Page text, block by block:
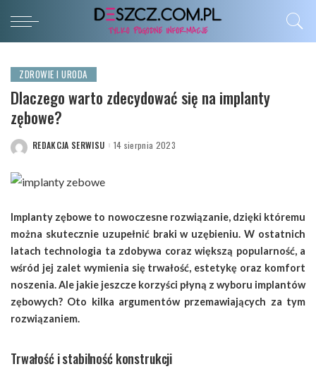
ZDROWIE I URODA
Dlaczego warto zdecydować się na implanty
zębowe?
POSTED
REDAKCJA SERWISU 14 sierpnia 2023
Implanty zębowe to nowoczesne rozwiązanie, dzięki któremu
można skutecznie uzupełnić braki w uzębieniu. W ostatnich
latach technologia ta zdobywa coraz większą popularność, a
wśród jej zalet wymienia się trwałość, estetykę oraz komfort
noszenia. Ale jakie jeszcze korzyści płyną z wyboru implantów
zębowych? Oto kilka argumentów przemawiających za tym
rozwiązaniem.
Trwałość i stabilność konstrukcji